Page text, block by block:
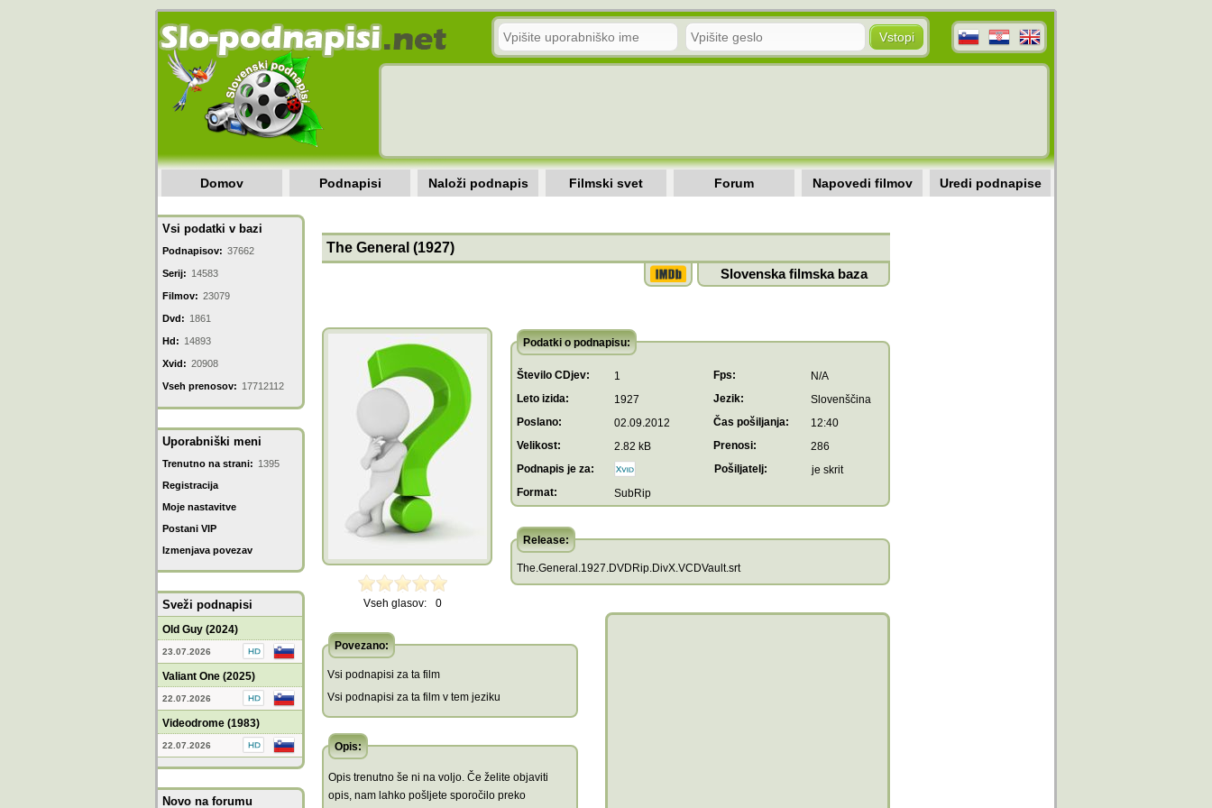
Domov Podnapisi Naloži podnapis Filmski svet Forum Napovedi filmov Uredi podnapise
Vsi podatki v bazi
Podnapisov: 37662
Serij: 14583
Filmov: 23079
Dvd: 1861
Hd: 14893
Xvid: 20908
Vseh prenosov: 17712112
Uporabniški meni
Trenutno na strani: 1395
Registracija
Moje nastavitve
Postani VIP
Izmenjava povezav
Sveži podnapisi
Old Guy (2024)
23.07.2026
Valiant One (2025)
22.07.2026
Videodrome (1983)
22.07.2026
Novo na forumu
The General (1927)
Slovenska filmska baza
Vseh glasov: 0
Podatki o podnapisu:
Število CDjev: 1 Fps:
N/A
Leto izida:
1927 Jezik:
Slovenščina
Poslano:
02.09.2012 Čas pošiljanja:
12:40
Velikost:
2.82 kB Prenosi:
286
Podnapis je za:
Pošiljatelj:
je skrit
Format:
SubRip
Release:
The.General.1927.DVDRip.DivX.VCDVault.srt
Povezano:
Vsi podnapisi za ta film
Vsi podnapisi za ta film v tem jeziku
Opis:
Opis trenutno še ni na voljo. Če želite objaviti
opis, nam lahko pošljete sporočilo preko